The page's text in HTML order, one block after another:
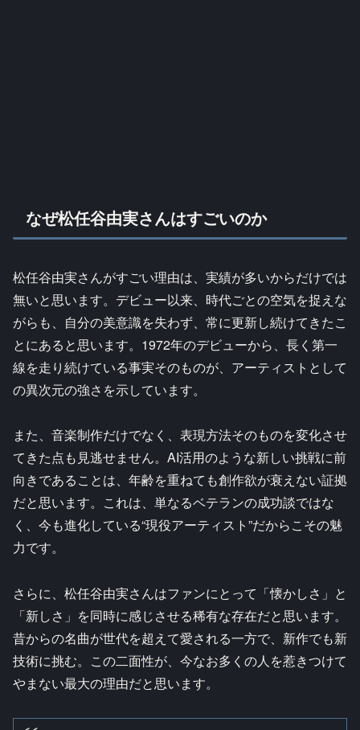
なぜ松任谷由実さんはすごいのか
松任谷由実さんがすごい理由は、実績が多いからだけでは
無いと思います。デビュー以来、時代ごとの空気を捉えな
がらも、自分の美意識を失わず、常に更新し続けてきたこ
とにあると思います。1972年のデビューから、長く第一
線を走り続けている事実そのものが、アーティストとして
の異次元の強さを示しています。
また、音楽制作だけでなく、表現方法そのものを変化させ
てきた点も見逃せません。AI活用のような新しい挑戦に前
向きであることは、年齢を重ねても創作欲が衰えない証拠
だと思います。これは、単なるベテランの成功談ではな
く、今も進化している“現役アーティスト”だからこその魅
力です。
さらに、松任谷由実さんはファンにとって「懐かしさ」と
「新しさ」を同時に感じさせる稀有な存在だと思います。
昔からの名曲が世代を超えて愛される一方で、新作でも新
技術に挑む。この二面性が、今なお多くの人を惹きつけて
やまない最大の理由だと思います。